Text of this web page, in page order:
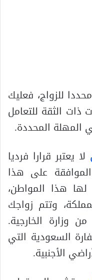
للزواج، فعليك
ذات الثقة للتعامل
المهلة المحددة.
لا يعتبر قرارا فرديا
على هذا
لها هذا المواطن،
وتتم زواجك
وزارة الخارجية.
السعودية التي
الأجنبية.